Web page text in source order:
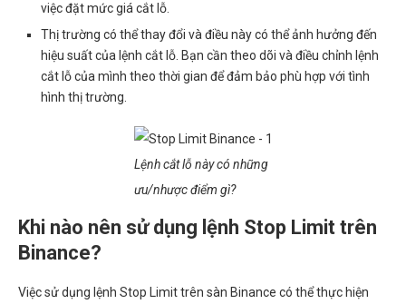
việc đặt mức giá cắt lỗ.
Thị trường có thể thay đổi và điều này có thể ảnh hưởng đến
hiệu suất của lệnh cắt lỗ. Bạn cần theo dõi và điều chỉnh lệnh
cắt lỗ của mình theo thời gian để đảm bảo phù hợp với tình
hình thị trường.
Lệnh cắt lỗ này có những
ưu/nhược điểm gì?
Khi nào nên sử dụng lệnh Stop Limit trên
Binance?
Việc sử dụng lệnh Stop Limit trên sàn Binance có thể thực hiện